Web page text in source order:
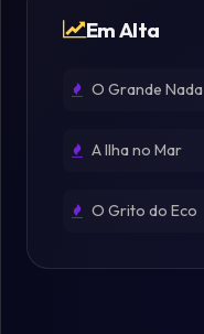
Em Alta
O Grande Nada
A Ilha no Mar
O Grito do Eco